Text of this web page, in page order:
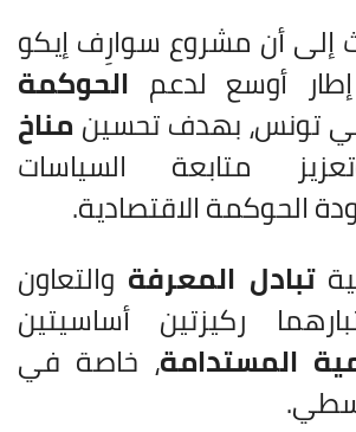
إلى أن مشروع سوارِف إيكو
أوسع لدعم الحوكمة
تونس، بهدف تحسين مناخ
متابعة السياسات
الحوكمة الاقتصادية.
تبادل المعرفة والتعاون
ركيزتين أساسيتين
المستدامة، خاصة في